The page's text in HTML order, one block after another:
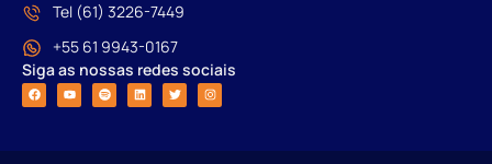
Tel (61) 3226-7449
+55 61 9943-0167
Siga as nossas redes sociais